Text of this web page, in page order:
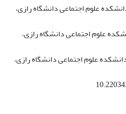
علوم اجتماعی دانشگاه رازی،
علوم اجتماعی دانشگاه رازی،
علوم اجتماعی دانشگاه رازی،